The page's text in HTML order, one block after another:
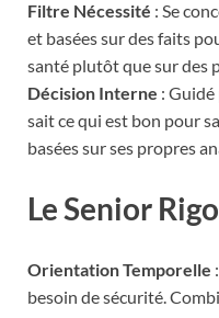
Filtre Nécessité : Se
et basées sur des faits
santé plutôt que sur des
Décision Interne :
sait ce qui est bon pour
basées sur ses propres
Le Senior
Orientation Temporelle
besoin de sécurité.